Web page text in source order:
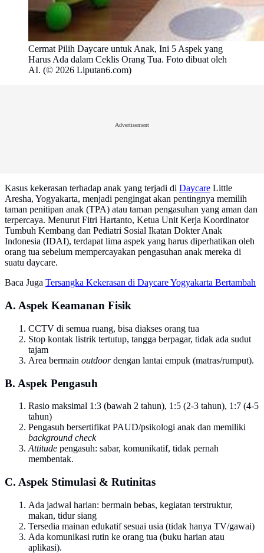
Cermat Pilih Daycare untuk Anak, Ini 5 Aspek yang
Harus Ada dalam Ceklis Orang Tua. Foto dibuat oleh
AI. (© 2026 Liputan6.com)
Advertisement
Kasus kekerasan terhadap anak yang terjadi di Daycare Little
Aresha, Yogyakarta, menjadi pengingat akan pentingnya memilih
taman penitipan anak (TPA) atau taman pengasuhan yang aman dan
terpercaya. Menurut Fitri Hartanto, Ketua Unit Kerja Koordinator
Tumbuh Kembang dan Pediatri Sosial Ikatan Dokter Anak
Indonesia (IDAI), terdapat lima aspek yang harus diperhatikan oleh
orang tua sebelum mempercayakan pengasuhan anak mereka di
suatu daycare.
Baca Juga Tersangka Kekerasan di Daycare Yogyakarta Bertambah
A. Aspek Keamanan Fisik
CCTV di semua ruang, bisa diakses orang tua
Stop kontak listrik tertutup, tangga berpagar, tidak ada sudut
tajam
Area bermain outdoordengan lantai empuk (matras/rumput).
B. Aspek Pengasuh
Rasio maksimal 1:3 (bawah 2 tahun), 1:5 (2-3 tahun), 1:7 (4-5
tahun)
Pengasuh bersertifikat PAUD/psikologi anak dan memiliki
background check
Attitude pengasuh: sabar, komunikatif, tidak pernah
membentak.
C. Aspek Stimulasi & Rutinitas
Ada jadwal harian: bermain bebas, kegiatan terstruktur,
makan, tidur siang
Tersedia mainan edukatif sesuai usia (tidak hanya TV/gawai)
Ada komunikasi rutin ke orang tua (buku harian atau
aplikasi).